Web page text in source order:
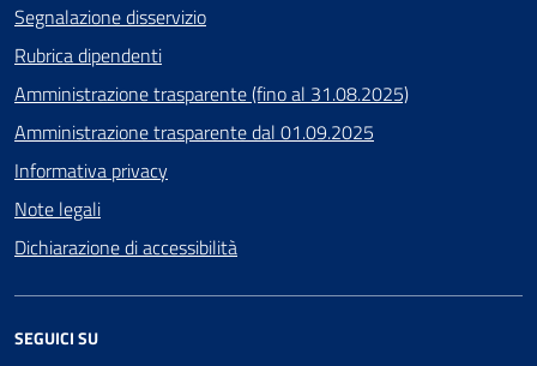
Segnalazione disservizio
Rubrica dipendenti
Amministrazione trasparente (fino al 31.08.2025)
Amministrazione trasparente dal 01.09.2025
Informativa privacy
Note legali
Dichiarazione di accessibilità
SEGUICI SU